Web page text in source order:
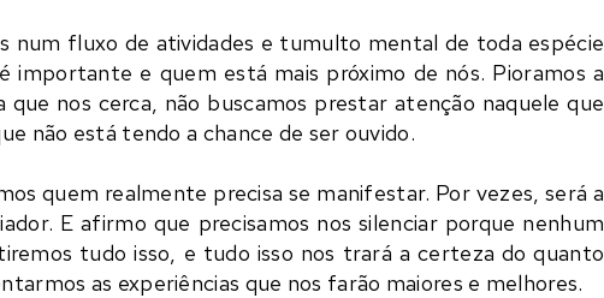
num fluxo de atividades e tumulto mental de toda espécie
importante e quem está mais próximo de nós. Pioramos a
nos cerca, não buscamos prestar atenção naquele que
não está tendo a chance de ser ouvido.
quem realmente precisa se manifestar. Por vezes, será a
E afirmo que precisamos nos silenciar porque nenhum
tudo isso, e tudo isso nos trará a certeza do quanto
as experiências que nos farão maiores e melhores.